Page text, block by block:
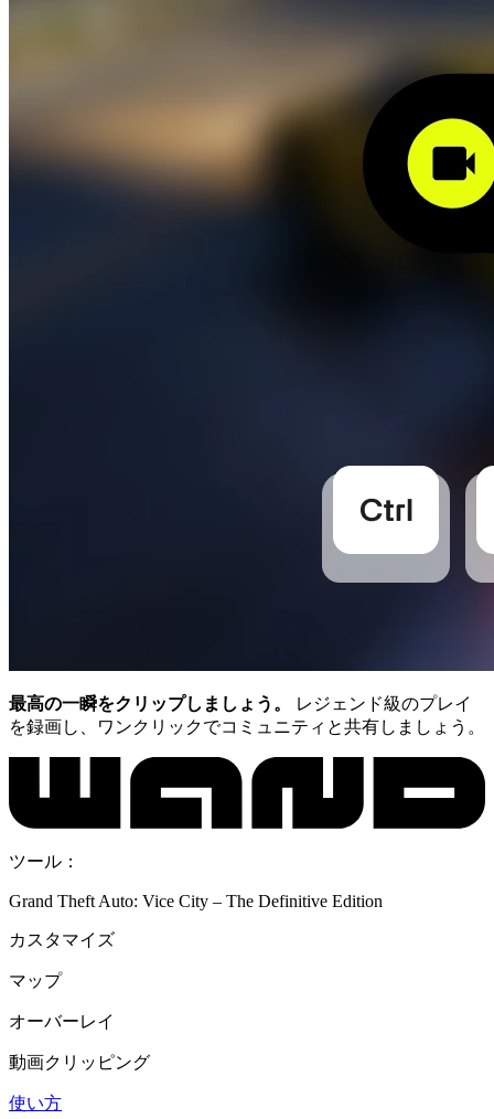
最高の一瞬をクリップしましょう。
レジェンド級のプレイ
を録画し、ワンクリックでコミュニティと共有しましょう。
ツール：
Grand Theft Auto: Vice City – The Definitive Edition
カスタマイズ
マップ
オーバーレイ
動画クリッピング
使い方